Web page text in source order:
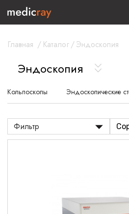
Главная / Каталог/Эндоскопия
Эндоскопия
Кольпоскопы Эндоскопические
Фильтр